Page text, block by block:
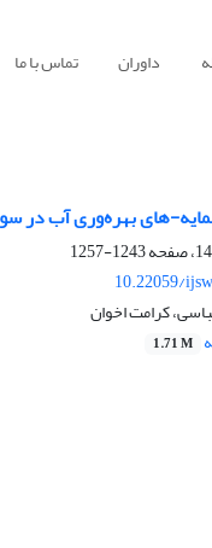
داوران تماس با ما
نمایه-های بهره‌وری آب
1243-1257
10.22059/
کرامت اخوان
1.71 M